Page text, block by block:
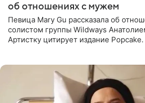
об отношениях с мужем
Певица Mary Gu рассказала об
солистом группы Wildways
Артистку цитирует издание